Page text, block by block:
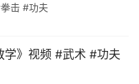
击 #功夫
学》视频 #武术 #功夫